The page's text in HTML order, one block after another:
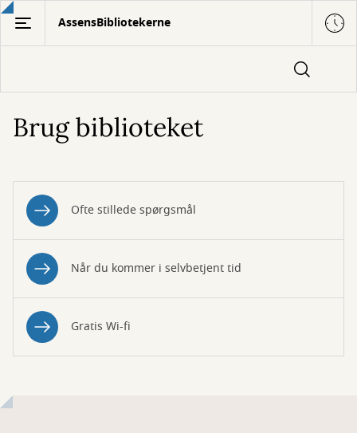
Gå
hovedindhold
AssensBibliotekerne
Brug biblioteket
Ofte stillede spørgsmål
Når du kommer i selvbetjent tid
Gratis Wi-fi